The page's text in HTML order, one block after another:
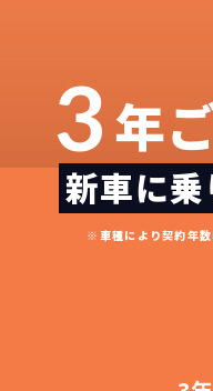
3年
新車に
※車種により契約年
常に新